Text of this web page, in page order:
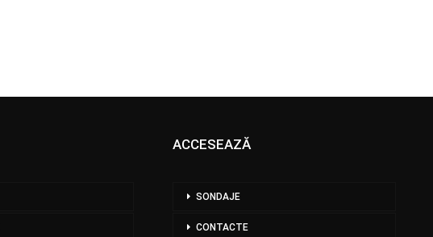
ACCESEAZĂ
SONDAJE
CONTACTE